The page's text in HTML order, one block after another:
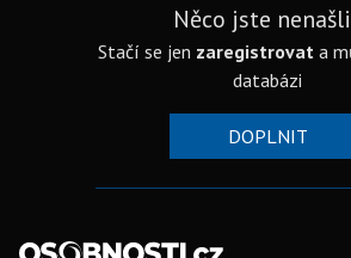
Něco jste
Stačí se jen zaregistrovat a
databázi
DOPLNIT